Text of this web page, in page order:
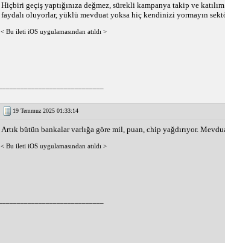
Hiçbiri geçiş yaptığınıza değmez, sürekli kampanya takip ve
faydalı oluyorlar, yüklü mevduat yoksa hiç kendinizi yormayın
< Bu ileti iOS uygulamasından atıldı >
19 Temmuz 2025 01:33:14
Artık bütün bankalar varlığa göre mil, puan, chip yağdırıyor.
< Bu ileti iOS uygulamasından atıldı >